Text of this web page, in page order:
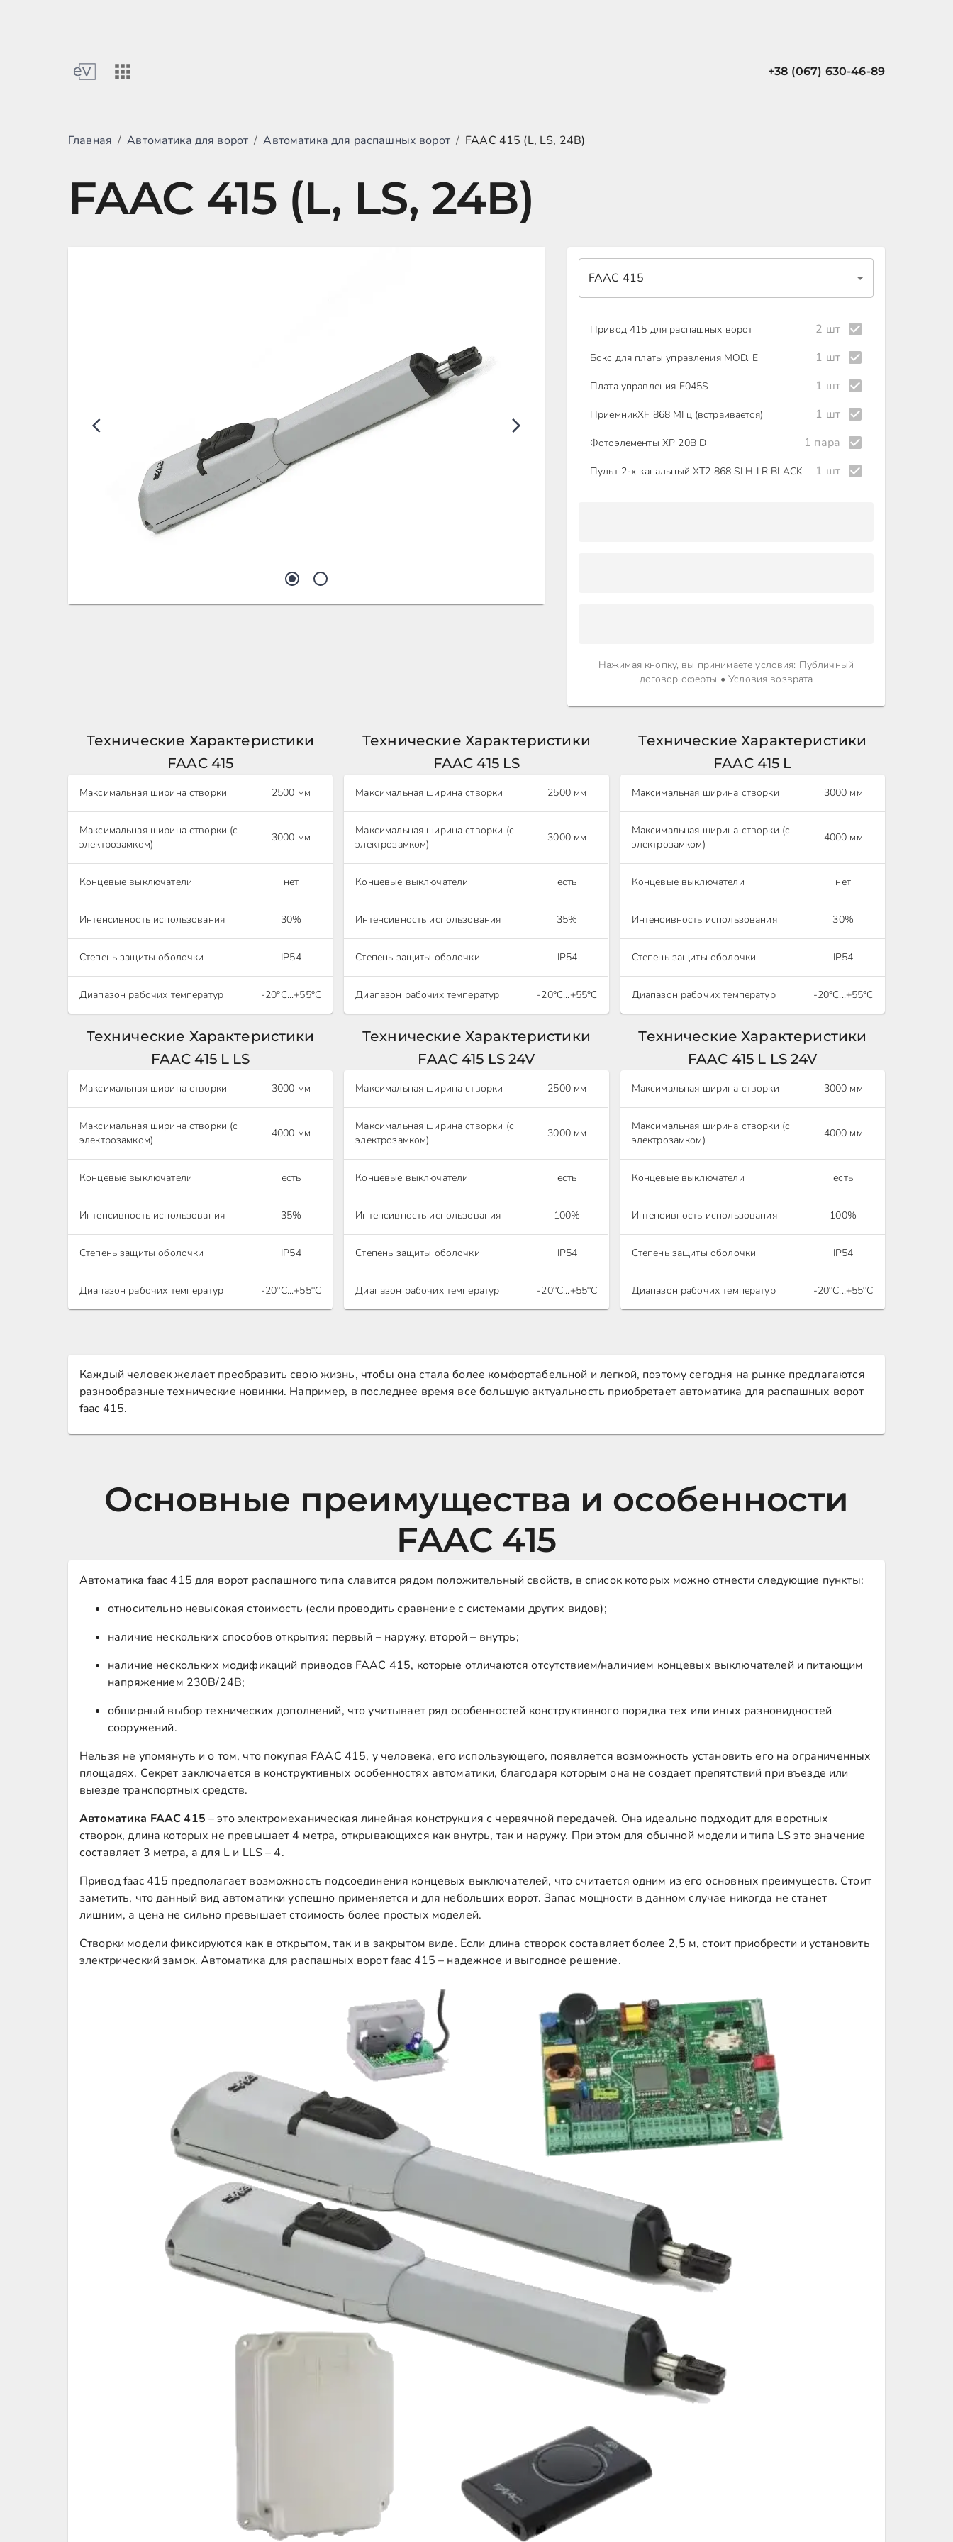
+38 (067) 630-46-89
Главная / Автоматика для ворот / Автоматика для распашных ворот / FAAC 415 (L, LS, 24В)
FAAC 415 (L, LS, 24В)
FAAC 415
Привод 415 для распашных ворот 2 шт
Бокс для платы управления MOD. E 1 шт
Плата управления E045S 1 шт
ПриемникXF 868 МГц (встраивается) 1 шт
Фотоэлементы XP 20B D 1 пара
Пульт 2-х канальный XT2 868 SLH LR BLACK 1 шт
Нажимая кнопку, вы принимаете условия: Публичный
договор оферты •Условия возврата
Технические Характеристики
FAAC 415
Максимальная ширина створки 2500 мм
Максимальная ширина створки (с
электрозамком)
3000 мм
Концевые выключатели нет
Интенсивность использования 30%
Степень защиты оболочки IP54
Диапазон рабочих температур -20°С...+55°С
Технические Характеристики
FAAC 415 LS
Максимальная ширина створки 2500 мм
Максимальная ширина створки (с
электрозамком)
3000 мм
Концевые выключатели есть
Интенсивность использования 35%
Степень защиты оболочки IP54
Диапазон рабочих температур -20°С...+55°С
Технические Характеристики
FAAC 415 L
Максимальная ширина створки 3000 мм
Максимальная ширина створки (с
электрозамком)
4000 мм
Концевые выключатели нет
Интенсивность использования 30%
Степень защиты оболочки IP54
Диапазон рабочих температур -20°С...+55°С
Технические Характеристики
FAAC 415 L LS
Максимальная ширина створки 3000 мм
Максимальная ширина створки (с
электрозамком)
4000 мм
Концевые выключатели есть
Интенсивность использования 35%
Степень защиты оболочки IP54
Диапазон рабочих температур -20°С...+55°С
Технические Характеристики
FAAC 415 LS 24V
Максимальная ширина створки 2500 мм
Максимальная ширина створки (с
электрозамком)
3000 мм
Концевые выключатели есть
Интенсивность использования 100%
Степень защиты оболочки IP54
Диапазон рабочих температур -20°С...+55°С
Технические Характеристики
FAAC 415 L LS 24V
Максимальная ширина створки 3000 мм
Максимальная ширина створки (с
электрозамком)
4000 мм
Концевые выключатели есть
Интенсивность использования 100%
Степень защиты оболочки IP54
Диапазон рабочих температур -20°С...+55°С
Каждый человек желает преобразить свою жизнь, чтобы она стала более комфортабельной и легкой, поэтому сегодня на рынке предлагаются
разнообразные технические новинки. Например, в последнее время все большую актуальность приобретает автоматика для распашных ворот
faac 415.
Основные преимущества и особенности
FAAC 415
Автоматика faac 415 для ворот распашного типа славится рядом положительный свойств, в список которых можно отнести следующие пункты:
относительно невысокая стоимость (если проводить сравнение с системами других видов);
наличие нескольких способов открытия: первый – наружу, второй – внутрь;
наличие нескольких модификаций приводов FAAC 415, которые отличаются отсутствием/наличием концевых выключателей и питающим
напряжением 230В/24В;
обширный выбор технических дополнений, что учитывает ряд особенностей конструктивного порядка тех или иных разновидностей
сооружений.
Нельзя не упомянуть и о том, что покупая FAAC 415, у человека, его использующего, появляется возможность установить его на ограниченных
площадях. Секрет заключается в конструктивных особенностях автоматики, благодаря которым она не создает препятствий при въезде или
выезде транспортных средств.
Автоматика FAAC 415 – это электромеханическая линейная конструкция с червячной передачей. Она идеально подходит для воротных
створок, длина которых не превышает 4 метра, открывающихся как внутрь, так и наружу. При этом для обычной модели и типа LS это значение
составляет 3 метра, а для L и LLS – 4.
Привод faac 415 предполагает возможность подсоединения концевых выключателей, что считается одним из его основных преимуществ. Стоит
заметить, что данный вид автоматики успешно применяется и для небольших ворот. Запас мощности в данном случае никогда не станет
лишним, а цена не сильно превышает стоимость более простых моделей.
Створки модели фиксируются как в открытом, так и в закрытом виде. Если длина створок составляет более 2,5 м, стоит приобрести и установить
электрический замок. Автоматика для распашных ворот faac 415 – надежное и выгодное решение.